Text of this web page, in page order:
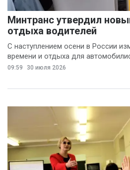
Минтранс утвердил
отдыха водителей
С наступлением осени в России
времени и отдыха для
09:59 30 июля 2026